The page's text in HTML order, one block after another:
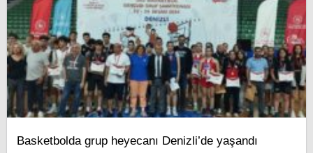
Basketbolda grup heyecanı Denizli’de yaşandı